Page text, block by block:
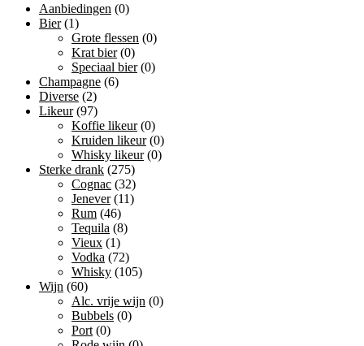
Aanbiedingen (0)
Bier (1)
Grote flessen (0)
Krat bier (0)
Speciaal bier (0)
Champagne (6)
Diverse (2)
Likeur (97)
Koffie likeur (0)
Kruiden likeur (0)
Whisky likeur (0)
Sterke drank (275)
Cognac (32)
Jenever (11)
Rum (46)
Tequila (8)
Vieux (1)
Vodka (72)
Whisky (105)
Wijn (60)
Alc. vrije wijn (0)
Bubbels (0)
Port (0)